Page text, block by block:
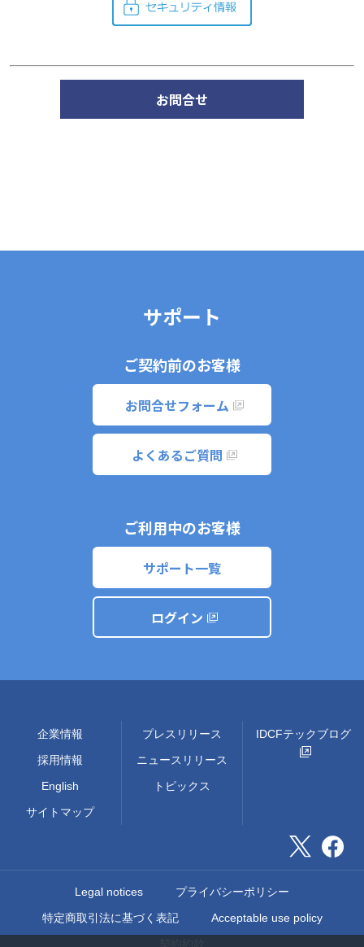
お問合せ
サポート
ご契約前のお客様
お問合せフォーム
よくあるご質問
ご利用中のお客様
サポート一覧
ログイン
企業情報
採用情報
English
サイトマップ
プレスリリース
ニュースリリース
トピックス
IDCFテックブログ
Legal notices
プライバシーポリシー
特定商取引法に基づく表記
Acceptable use policy